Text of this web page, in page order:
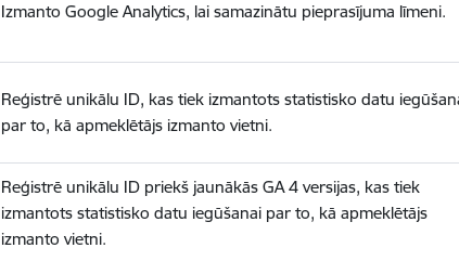
Izmanto Google Analytics, lai samazinātu pieprasījuma līmeni.
Reģistrē unikālu ID, kas tiek izmantots statistisko datu
par to, kā apmeklētājs izmanto vietni.
Reģistrē unikālu ID priekš jaunākās GA 4 versijas, kas tiek
izmantots statistisko datu iegūšanai par to, kā apmeklētājs
izmanto vietni.